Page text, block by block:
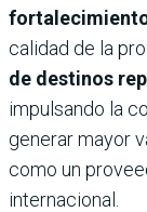
calidad de la
de destinos
impulsando la
generar mayor
como un
internacional.